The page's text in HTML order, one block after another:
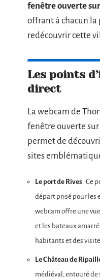
fenêtre ouverte
offrant à chacun
redécouvrir cette
Les points
direct
La webcam de
fenêtre ouverte
permet de
sites
Le port de Rives : Ce
départ prisé pour les
webcam offre une
et les bateaux
habitants et des
Le Château de
médiéval, entouré de